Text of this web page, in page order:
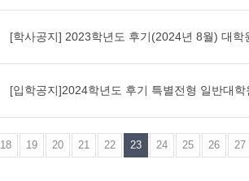
[학사공지] 2023학년도 후기(2024년 8월) 대학
[입학공지]2024학년도 후기 특별전형 일반대
18 19 20 21 22 23 24 25 26 27